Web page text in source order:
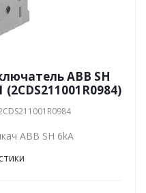
ABB SH
(2CDS211001R0984)
ABB SH 6kA